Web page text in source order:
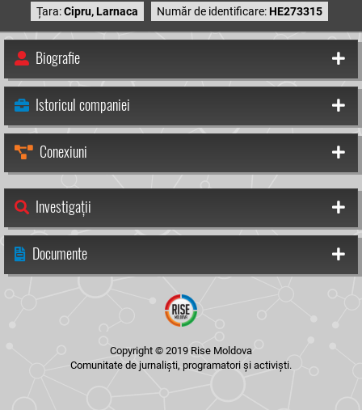
Țara:Cipru, Larnaca Număr de identificare:HE273315
Biografie
Istoricul companiei
Conexiuni
Investigații
Documente
Copyright © 2019 Rise Moldova
Comunitate de jurnaliști, programatori și activiști.